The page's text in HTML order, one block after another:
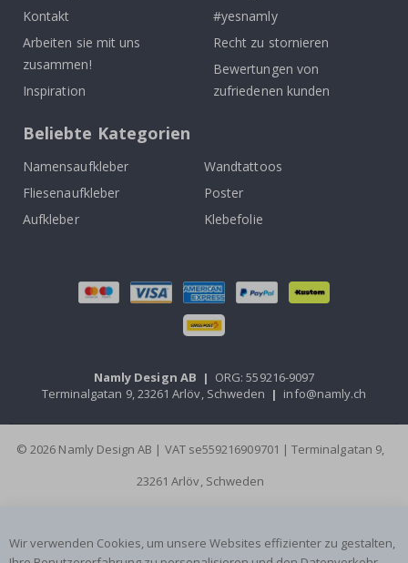
Kontakt
Arbeiten sie mit uns
zusammen!
Inspiration
#yesnamly
Recht zu stornieren
Bewertungen von
zufriedenen kunden
Beliebte Kategorien
Namensaufkleber
Wandtattoos
Fliesenaufkleber
Poster
Aufkleber
Klebefolie
Namly Design AB | ORG: 559216-9097
Terminalgatan 9, 23261 Arlöv, Schweden | info@namly.ch
© 2026 Namly Design AB | VAT se559216909701 | Terminalgatan 9,
23261 Arlöv, Schweden
Wir verwenden Cookies, um unsere Websites effizienter zu gestalten,